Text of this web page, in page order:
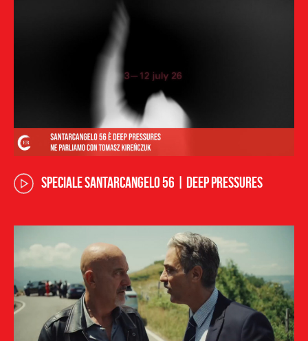
SPECIALE SANTARCANGELO 56 | deep pressures